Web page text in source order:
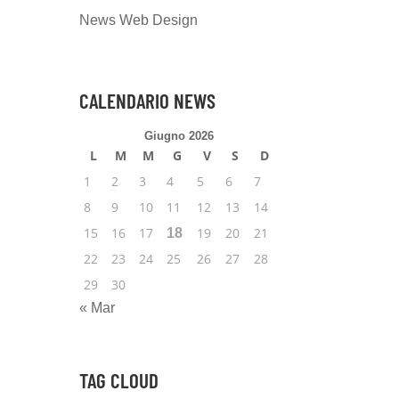
News Web Design
CALENDARIO NEWS
Giugno 2026
L M M G V S
D
1
2 3 4 5 6
7
8
9 10 11 12 13
14
15
16 17 18 19 20
21
22
23 24 25 26 27
28
29
30
« Mar
TAG CLOUD